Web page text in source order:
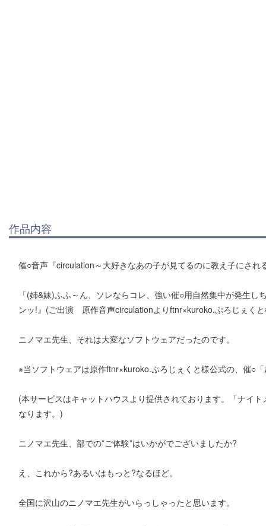
作品内容
催○音声『circulation～大好きなあの子が見てるのに教え子にさ
「(姉&妹)ふふ～ん、ソレならコレ、強い催○用自然集中が発生
ンッ!』(ご出演 原作音声circulationよりftnr×kuroko.ぷろじぇく
ニノマエ先生、それは大変なソフトウェアだったのです。
※当ソフトウェアは原作ftnr×kuroko.ぷろじぇくと様公式の、催○
(本サービスはキャットハウスより提供されております。「ナイ
なります。)
ニノマエ先生、部での”ご体験”はいかがでございましたか?
え、これから?あるいはもっと?なるほど。
全国に沢山のニノマエ先生がいらっしゃったと思います。